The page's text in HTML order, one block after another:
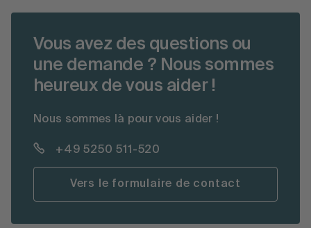
Vous avez des questions ou
une demande ? Nous sommes
heureux de vous aider !
Nous sommes là pour vous aider !
+49 5250 511-520
Vers le formulaire de contact